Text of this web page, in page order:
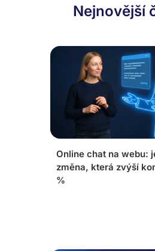
Nejnovější
Online chat na webu:
změna, která zvýší
%